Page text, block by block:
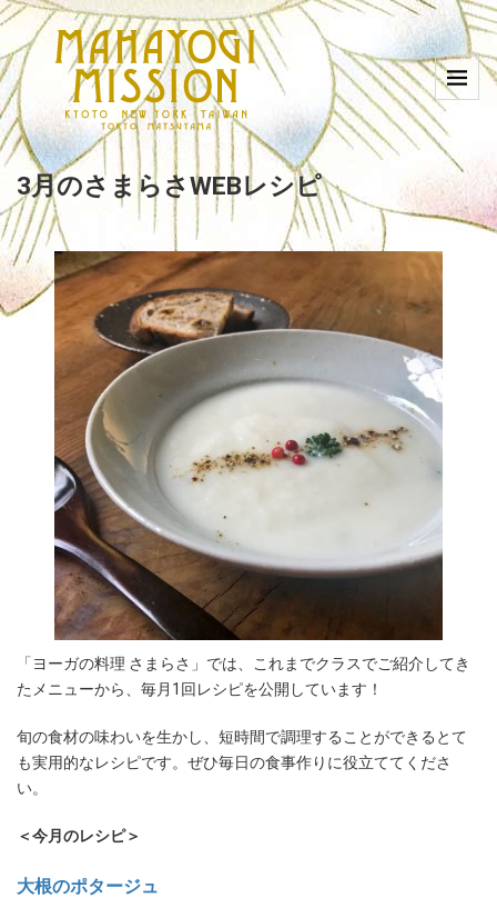
3月のさまらさWEBレシピ
「ヨーガの料理 さまらさ」では、これまでクラスでご紹介してき
たメニューから、毎月1回レシピを公開しています！
旬の食材の味わいを生かし、短時間で調理することができるとて
も実用的なレシピです。ぜひ毎日の食事作りに役立ててくださ
い。
＜今月のレシピ＞
大根のポタージュ